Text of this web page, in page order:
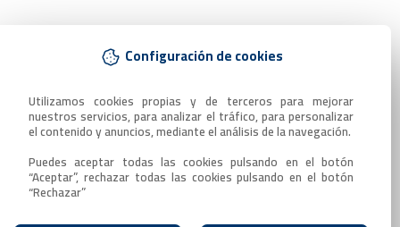
Configuración de cookies
Utilizamos cookies propias y de terceros para mejorar
nuestros servicios, para analizar el tráfico, para personalizar
el contenido y anuncios, mediante el análisis de la navegación.
Puedes aceptar todas las cookies pulsando en el botón
“Aceptar”, rechazar todas las cookies pulsando en el botón
“Rechazar”